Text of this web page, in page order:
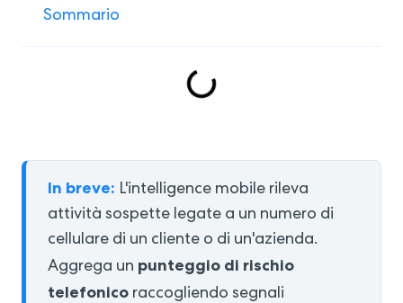
In breve: L'intelligence mobile rileva
attività sospette legate a un numero di
cellulare di un cliente o di un'azienda.
Aggrega un punteggio di rischio
telefonico raccogliendo segnali
Sommario